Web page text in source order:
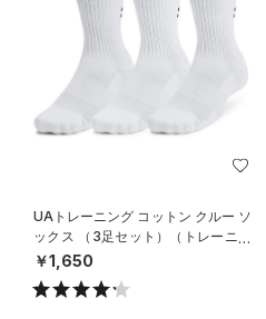
UAトレーニング コットン クルー ソ
ックス （3足セット）（トレーニン
グ/UNISEX）
￥1,650